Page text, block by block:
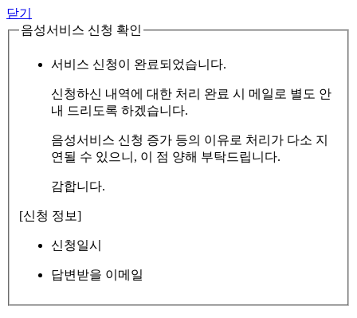
닫기
음성서비스 신청 확인
서비스 신청이 완료되었습니다.
신청하신 내역에 대한 처리 완료 시 메일로 별도 안
내 드리도록 하겠습니다.
음성서비스 신청 증가 등의 이유로 처리가 다소 지
연될 수 있으니, 이 점 양해 부탁드립니다.
감합니다.
[신청 정보]
신청일시
답변받을 이메일